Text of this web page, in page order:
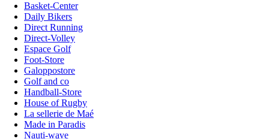
Basket-Center
Daily Bikers
Direct Running
Direct-Volley
Espace Golf
Foot-Store
Galoppostore
Golf and co
Handball-Store
House of Rugby
La sellerie de Maé
Made in Paradis
Nauti-wave